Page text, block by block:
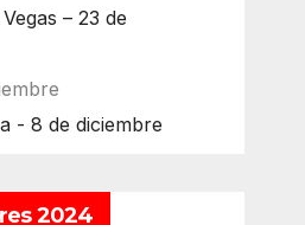
– 23 de
- 8 de diciembre
2024